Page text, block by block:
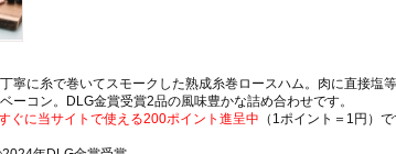
寧に糸で巻いてスモークした熟成糸巻ロースハム。肉に直接塩
ーコン。DLG金賞受賞2品の風味豊かな詰め合わせです。
ぐに当サイトで使える200ポイント進呈中 （1ポイント＝1円）